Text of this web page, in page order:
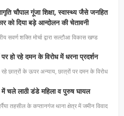
चौपाल गूंजा शिक्षा, स्वास्थ्य जैसे जनहित
को दिया बड़े आन्दोलन की चेतावनी
सवर्ण शक्ति मोर्चा द्वारा सल्टौआ विकास खण्ड
पर हो रहे दमन के विरोध में धरना प्रदर्शन
छात्रों के ऊपर अन्याय, छात्रों पर दमन के विरोध
में चले लाठी डंडे महिला व पुरुष घायल
तहसील के कप्तानगंज थाना क्षेत्र में जमीन विवाद